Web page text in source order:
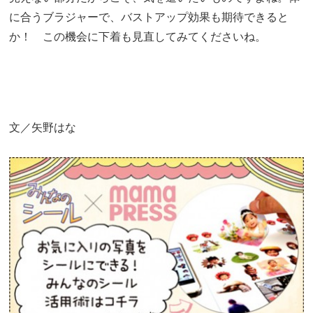
に合うブラジャーで、バストアップ効果も期待できると
か！ この機会に下着も見直してみてくださいね。
文／矢野はな